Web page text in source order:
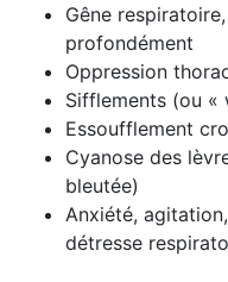
Gêne
profondément
Oppression
Sifflements (ou «
Essoufflement
Cyanose des
bleutée)
Anxiété,
détresse